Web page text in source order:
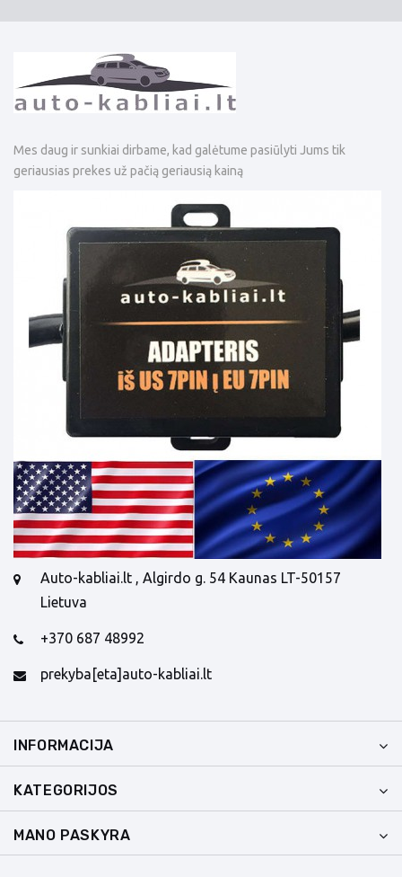
Mes daug ir sunkiai dirbame, kad galėtume pasiūlyti Jums tik
geriausias prekes už pačią geriausią kainą
Auto-kabliai.lt , Algirdo g. 54 Kaunas LT-50157
Lietuva
+370 687 48992
prekyba[eta]auto-kabliai.lt
INFORMACIJA
KATEGORIJOS
MANO PASKYRA